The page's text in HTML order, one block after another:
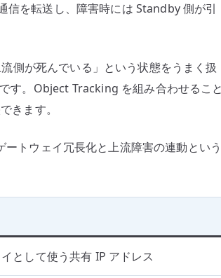
信を転送し、障害時には Standby 側が引
側が死んでいる」という状態をうまく扱
す。Object Tracking を組み合わせること
きます。
トウェイ冗長化と上流障害の連動という
として使う共有 IP アドレス